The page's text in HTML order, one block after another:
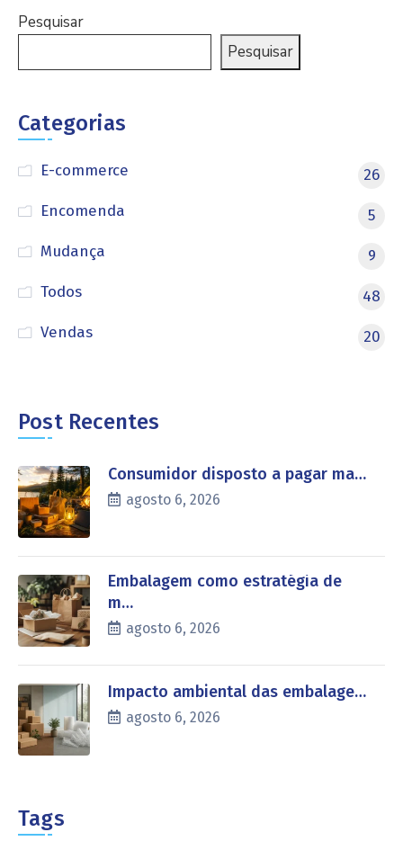
Pesquisar
Pesquisar
Categorias
E-commerce
26
Encomenda
5
Mudança
9
Todos
48
Vendas
20
Post Recentes
Consumidor disposto a pagar ma…
agosto 6, 2026
Embalagem como estratégia de
m…
agosto 6, 2026
Impacto ambiental das embalage…
agosto 6, 2026
Tags